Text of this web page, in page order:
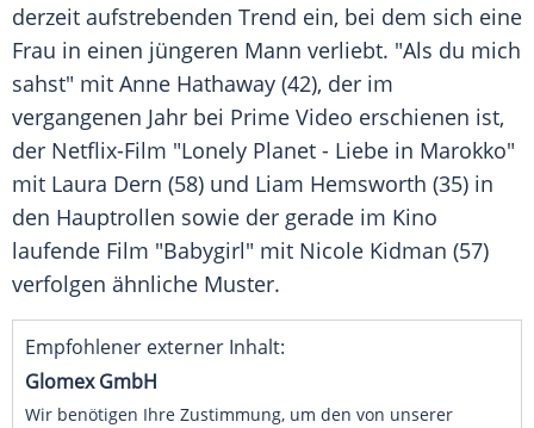
derzeit aufstrebenden Trend ein, bei dem sich eine
Frau in einen jüngeren Mann verliebt. "Als du mich
sahst" mit Anne Hathaway (42), der im
vergangenen Jahr bei Prime Video erschienen ist,
der Netflix-Film "Lonely Planet - Liebe in Marokko"
mit Laura Dern (58) und Liam Hemsworth (35) in
den Hauptrollen sowie der gerade im Kino
laufende Film "Babygirl" mit Nicole Kidman (57)
verfolgen ähnliche Muster.
Empfohlener externer Inhalt:
Glomex GmbH
Wir benötigen Ihre Zustimmung, um den von unserer